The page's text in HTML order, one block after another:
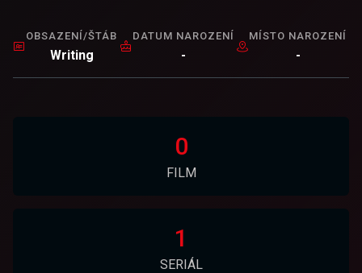
OBSAZENÍ/ŠTÁB
Writing
DATUM NAROZENÍ
-
MÍSTO NAROZENÍ
-
0
FILM
1
SERIÁL